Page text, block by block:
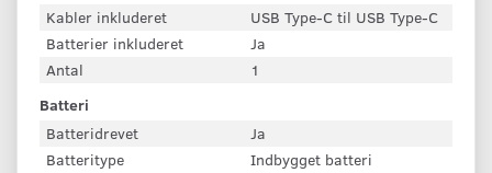
Kabler inkluderet
USB Type-C til USB Type-C
Batterier inkluderet
Ja
Antal
1
Batteri
Batteridrevet
Ja
Batteritype
Indbygget batteri